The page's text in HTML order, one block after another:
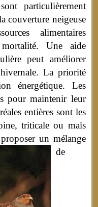
particulièrement
couverture neigeuse
alimentaires
Une aide
peut améliorer
La priorité
énergétique. Les
pour maintenir leur
entières sont les
triticale ou maïs
un mélange
de